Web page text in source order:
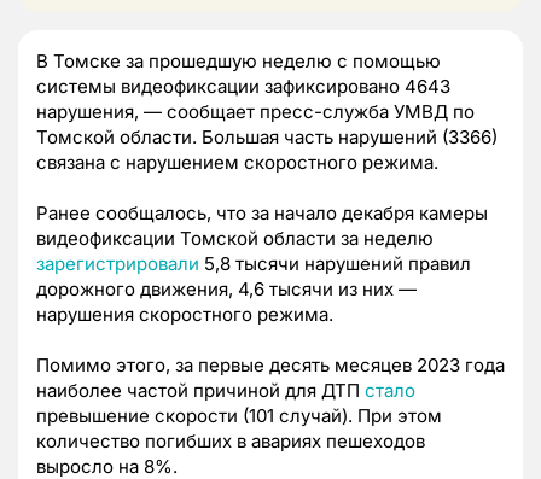
В Томске за прошедшую неделю с помощью
системы видеофиксации зафиксировано 4643
нарушения, — сообщает пресс-служба УМВД по
Томской области. Большая часть нарушений (3366)
связана с нарушением скоростного режима.
Ранее сообщалось, что за начало декабря камеры
видеофиксации Томской области за неделю
зарегистрировали 5,8 тысячи нарушений правил
дорожного движения, 4,6 тысячи из них —
нарушения скоростного режима.
Помимо этого, за первые десять месяцев 2023 года
наиболее частой причиной для ДТП стало
превышение скорости (101 случай). При этом
количество погибших в авариях пешеходов
выросло на 8%.